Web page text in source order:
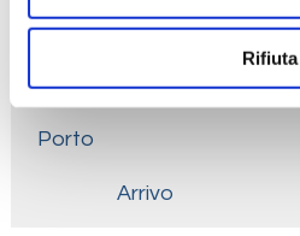
Rifiuta
Giorno
Porto
Arrivo